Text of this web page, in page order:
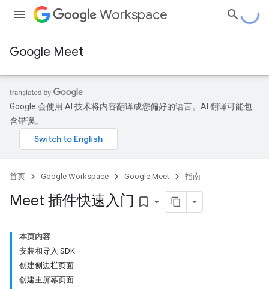
Workspace
Google Meet
Google 会使用 AI 技术将内容翻译成您偏好的语言。AI 翻译可能包
含错误。
首页 Google Workspace Google Meet 指南
Meet 插件快速入门 bookmark_border
本页内容
安装和导入 SDK
创建侧边栏页面
创建主屏幕页面